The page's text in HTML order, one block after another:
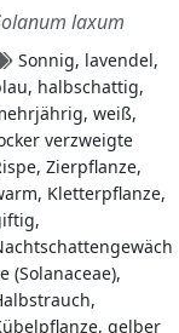
laxum
Sonnig, lavendel,
halbschattig,
weiß,
verzweigte
Zierpflanze,
Kletterpflanze,
(Solanaceae),
gelber